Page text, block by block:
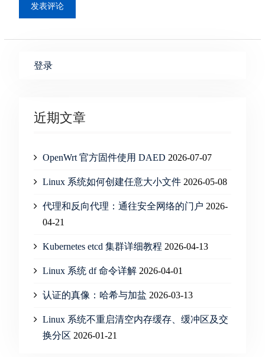
登录
近期文章
OpenWrt 官方固件使用 DAED 2026-07-07
Linux 系统如何创建任意大小文件 2026-05-08
代理和反向代理：通往安全网络的门户 2026-
04-21
Kubernetes etcd 集群详细教程 2026-04-13
Linux 系统 df 命令详解 2026-04-01
认证的真像：哈希与加盐 2026-03-13
Linux 系统不重启清空内存缓存、缓冲区及交
换分区 2026-01-21